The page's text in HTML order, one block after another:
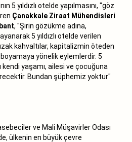
5 yıldızlı otelde yapılmasını, "göz
Çanakkale Ziraat Mühendisleri
, "Şirin gözükme adına,
5 yıldızlı otelde verilen
kahvaltılar, kapitalizmin öteden
yönelik eylemlerdir. 5
kendi yaşamı, ailesi ve çocuğuna
Bundan şüphemiz yoktur"
ve Mali Müşavirler Odası
ülkenin en büyük çevre